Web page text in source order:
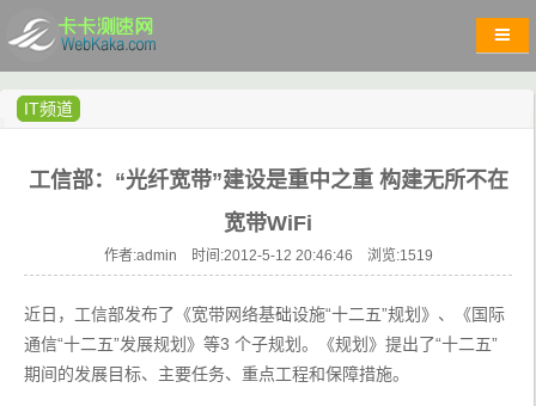
IT频道
工信部：“光纤宽带”建设是重中之重 构建无所不在
宽带WiFi
作者:admin 时间:2012-5-12 20:46:46 浏览:1519
近日，工信部发布了《宽带网络基础设施“十二五”规划》、《国际
通信“十二五”发展规划》等3 个子规划。《规划》提出了“十二五”
期间的发展目标、主要任务、重点工程和保障措施。